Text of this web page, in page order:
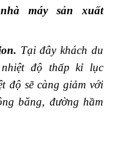
máy sản xuất
Tại đây khách du
độ thấp kỉ lục
độ sẽ càng giảm với
băng, đường hầm